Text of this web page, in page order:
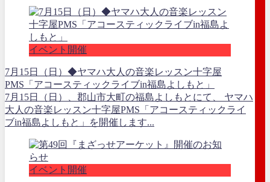
イベント開催
7月15日（日）◆ヤマハ大人の音楽レッスン十字屋
PMS「アコースティックライブin福島よしもと」
7月15日（日）、郡山市大町の福島よしもとにて、 ヤマハ
大人の音楽レッスン十字屋PMS「アコースティックライ
ブin福島よしもと」を開催します...
イベント開催